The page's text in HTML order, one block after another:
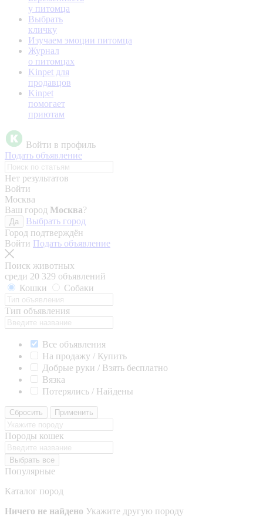
у питомца
Выбрать
кличку
Изучаем эмоции питомца
Журнал
о питомцах
Kinpet для
продавцов
Kinpet
помогает
приютам
Войти в профиль
Подать объявление
Нет результатов
Войти
Москва
Ваш город Москва?
Да
Выбрать город
Город подтверждён
Войти Подать объявление
Поиск животных
среди 20 329 объявлений
Кошки
Собаки
Тип объявления
Все объявления
На продажу / Купить
Добрые руки / Взять бесплатно
Вязка
Потерялись / Найдены
Сбросить Применить
Породы кошек
Выбрать все
Популярные
Каталог пород
Ничего не найдено Укажите другую породу